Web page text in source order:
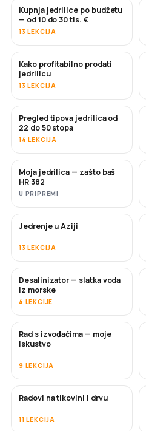
USKORO
Kupnja jedrilice po budžetu
— od 10 do 30 tis. €
13 LEKCIJA
NOVO
Kako profitabilno prodati
jedrilicu
13 LEKCIJA
USKORO
Pregled tipova jedrilica od
22 do 50 stopa
14 LEKCIJA
USKORO
Moja jedrilica — zašto baš
HR 382
U PRIPREMI
USKORO
Jedrenje u Aziji
13 LEKCIJA
USKORO
Desalinizator — slatka voda
iz morske
4 LEKCIJE
USKORO
Rad s izvođačima — moje
iskustvo
9 LEKCIJA
Radovi na tikovini i drvu
11 LEKCIJA